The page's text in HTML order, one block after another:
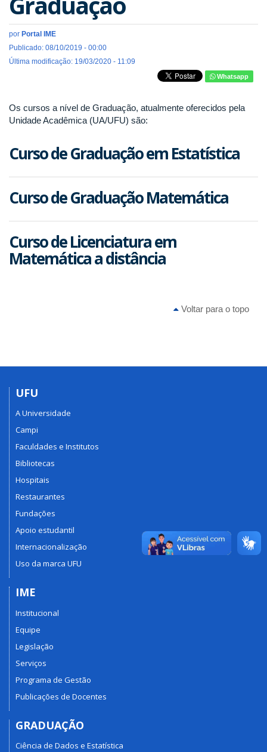
por Portal IME
Publicado: 08/10/2019 - 00:00
Última modificação: 19/03/2020 - 11:09
Whatsapp
Os cursos a nível de Graduação, atualmente oferecidos pela
Unidade Acadêmica (UA/UFU) são:
Curso de Graduação em Estatística
Curso de Graduação Matemática
Curso de Licenciatura em
Matemática a distância
Voltar para o topo
UFU
A Universidade
Campi
Faculdades e Institutos
Bibliotecas
Hospitais
Restaurantes
Fundações
Apoio estudantil
Internacionalização
Uso da marca UFU
IME
Institucional
Equipe
Legislação
Serviços
Programa de Gestão
Publicações de Docentes
GRADUAÇÃO
Ciência de Dados e Estatística